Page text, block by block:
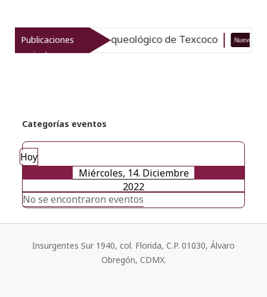
Publicaciones
recientes
el patrimonio arqueológico de Texcoco Nuevo
Categorías eventos
Hoy
Miércoles, 14. Diciembre
2022
No se encontraron eventos
Insurgentes Sur 1940, col. Florida, C.P. 01030, Álvaro
Obregón, CDMX.